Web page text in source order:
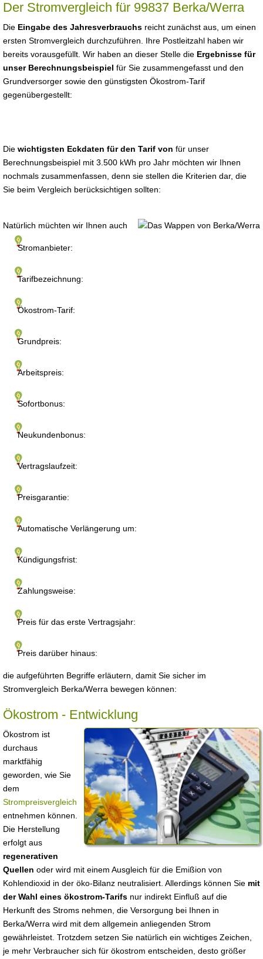
Der Stromvergleich für 99837 Berka/Werra
Die Eingabe des Jahresverbrauchs reicht zunächst aus, um einen
ersten Stromvergleich durchzuführen. Ihre Postleitzahl haben wir
bereits vorausgefüllt. Wir haben an dieser Stelle die Ergebnisse für
unser Berechnungsbeispiel für Sie zusammengefasst und den
Grundversorger sowie den günstigsten Ökostrom-Tarif
gegenübergestellt:
Die wichtigsten Eckdaten für den Tarif von für unser
Berechnungsbeispiel mit 3.500 kWh pro Jahr möchten wir Ihnen
nochmals zusammenfassen, denn sie stellen die Kriterien dar, die
Sie beim Vergleich berücksichtigen sollten:
Stromanbieter:
Tarifbezeichnung:
Ökostrom-Tarif:
Grundpreis:
Arbeitspreis:
Sofortbonus:
Neukundenbonus:
Vertragslaufzeit:
Preisgarantie:
Automatische Verlängerung um:
Kündigungsfrist:
Zahlungsweise:
Preis für das erste Vertragsjahr:
Preis darüber hinaus:
Natürlich müchten wir Ihnen auch
die aufgeführten Begriffe erläutern, damit Sie sicher im
Stromvergleich Berka/Werra bewegen können:
Ökostrom - Entwicklung
Ökostrom ist
durchaus
marktfähig
geworden, wie Sie
dem
Strompreisvergleich
entnehmen können.
Die Herstellung
erfolgt aus
regenerativen
Quellen oder wird mit einem Ausgleich für die Emißion von
Kohlendioxid in der öko-Bilanz neutralisiert. Allerdings können Sie mit
der Wahl eines ökostrom-Tarifs nur indirekt Einfluß auf die
Herkunft des Stroms nehmen, die Versorgung bei Ihnen in
Berka/Werra wird mit dem allgemein anliegenden Strom
gewährleistet. Trotzdem setzen Sie natürlich ein wichtiges Zeichen,
je mehr Verbraucher sich für ökostrom entscheiden, desto größer